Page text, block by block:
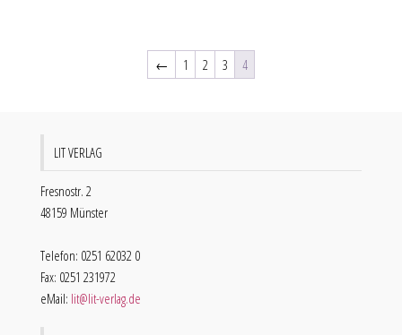
← 1 2 3 4
LIT VERLAG
Fresnostr. 2
48159 Münster
Telefon: 0251 62032 0
Fax: 0251 231972
eMail: lit@lit-verlag.de